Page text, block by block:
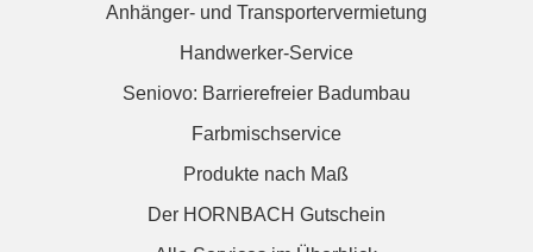
Anhänger- und Transportervermietung
Handwerker-Service
Seniovo: Barrierefreier Badumbau
Farbmischservice
Produkte nach Maß
Der HORNBACH Gutschein